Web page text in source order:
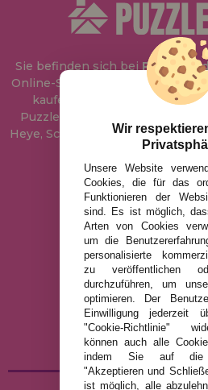
Sie befinden sich bei Puzzle
Online-Shop, wo Sie Puzzle
kaufen können. In unserem
Puzzles der Marken Educa,
Heye, Schmidt, Castorland,
Art Puzzle, Gibsons
RECHTLICHE
COOKIE-
VERSAND UND
RÜCKGABE /
Wir
Unsere Website
Cookies, die für das
Funktionieren der
sind. Es ist möglich,
Arten von Cookies
um die
personalisierte
zu veröffentlichen
durchzuführen, um
optimieren. Der
Einwilligung jederzeit
"Cookie-Richtlinie"
können auch alle
indem Sie auf die
"Akzeptieren und
ist möglich, alle